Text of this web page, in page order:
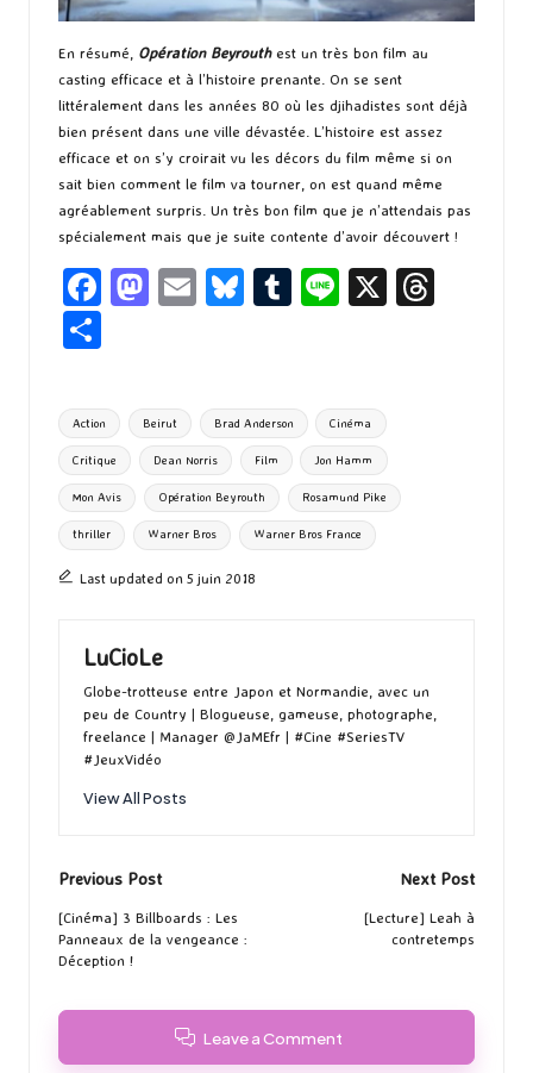
En résumé, Opération Beyrouthest un très bon film au
casting efficace et à l’histoire prenante. On se sent
littéralement dans les années 80 où les djihadistes sont déjà
bien présent dans une ville dévastée. L’histoire est assez
efficace et on s’y croirait vu les décors du film même si on
sait bien comment le film va tourner, on est quand même
agréablement surpris. Un très bon film que je n’attendais pas
spécialement mais que je suite contente d’avoir découvert !
Fa
o
o
k
M
d
o
n
E
l
Bl
ky
T
bl
r
Li X
ta
g
er
Tags:
Action Beirut Brad Anderson Cinéma
Critique Dean Norris Film Jon Hamm
Mon Avis Opération Beyrouth Rosamund Pike
thriller Warner Bros Warner Bros France
Last updated on 5 juin 2018
LuCioLe
Globe-trotteuse entre Japon et Normandie, avec un
peu de Country | Blogueuse, gameuse, photographe,
freelance | Manager @JaMEfr | #Cine #SeriesTV
#JeuxVidéo
View All Posts
Post
navigation
Previous Post
[Cinéma] 3 Billboards : Les
Panneaux de la vengeance :
Déception !
Next Post
[Lecture] Leah à
contretemps
Leave a Comment